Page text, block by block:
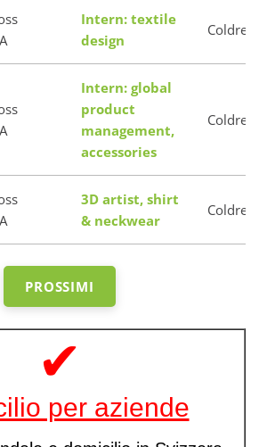
Intern: textile
design
Intern: global
product
management,
accessories
3D artist, shirt
& neckwear
PROSSIMI